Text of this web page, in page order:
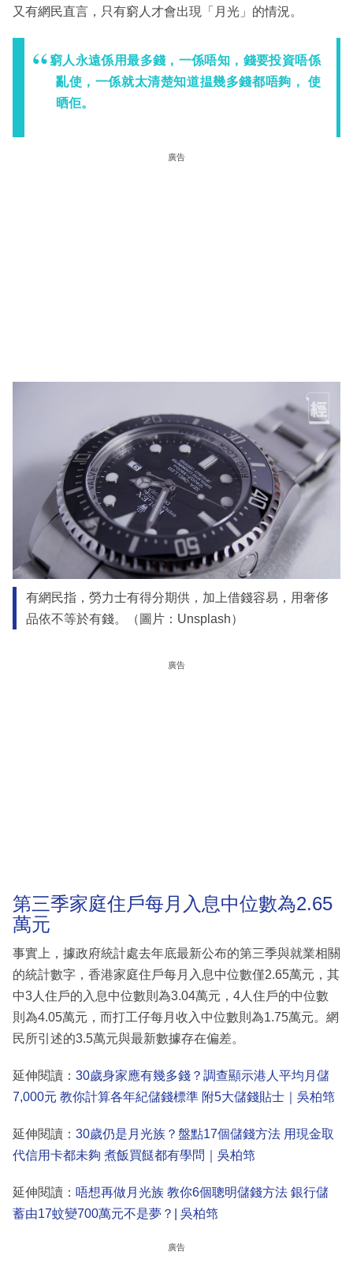
又有網民直言，只有窮人才會出現「月光」的情況。
窮人永遠係用最多錢，一係唔知，錢要投資唔係
亂使，一係就太清楚知道揾幾多錢都唔夠， 使
晒佢。
廣告
有網民指，勞力士有得分期供，加上借錢容易，用奢侈
品依不等於有錢。（圖片：Unsplash）
廣告
第三季家庭住戶每月入息中位數為2.65
萬元
事實上，據政府統計處去年底最新公布的第三季與就業相關
的統計數字，香港家庭住戶每月入息中位數僅2.65萬元，其
中3人住戶的入息中位數則為3.04萬元，4人住戶的中位數
則為4.05萬元，而打工仔每月收入中位數則為1.75萬元。網
民所引述的3.5萬元與最新數據存在偏差。
延伸閱讀： 30歲身家應有幾多錢？調查顯示港人平均月儲
7,000元 教你計算各年紀儲錢標準 附5大儲錢貼士｜吳柏筇
延伸閱讀： 30歲仍是月光族？盤點17個儲錢方法 用現金取
代信用卡都未夠 煮飯買餸都有學問｜吳柏筇
延伸閱讀： 唔想再做月光族 教你6個聰明儲錢方法 銀行儲
蓄由17蚊變700萬元不是夢？| 吳柏筇
廣告